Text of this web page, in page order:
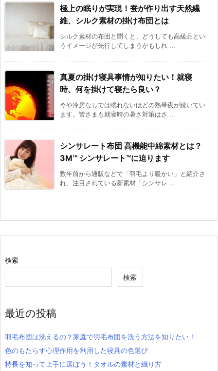
極上の眠りが実現！蚕が作り出す天然繊
維、シルク素材の掛け布団とは
シルク素材の布団と聞くと、どうしても高級品とい
うイメージが先行してしまうかもしれ ...
真夏の掛け寝具事情が知りたい！就寝
時、何を掛けて寝たら良い？
今や冷房なしでは眠れないほどの熱帯夜が続いてい
ます。皆さまも就寝時の暑さ対策はさ ...
シンサレート布団 高機能中綿素材とは？
3M™ シンサレート™に迫ります
数年前から通販などで「羽毛より暖かい」と紹介さ
れ、注目されている新素材「シンサレ ...
検索
検索
最近の投稿
羽毛布団は洗えるの？家庭で羽毛布団を洗う方法を知りたい！
色のもたらす心理作用を利用した寝具の色選び
特長を知って上手に選ぼう！タオルの素材と織り方